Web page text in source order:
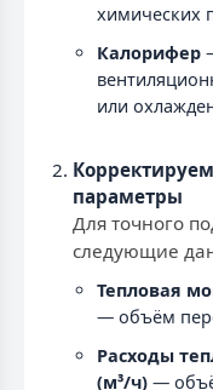
химических
Калорифер
или
параметры
Для точного
следующие
Тепловая
— объём
Расходы
(м³/ч) —